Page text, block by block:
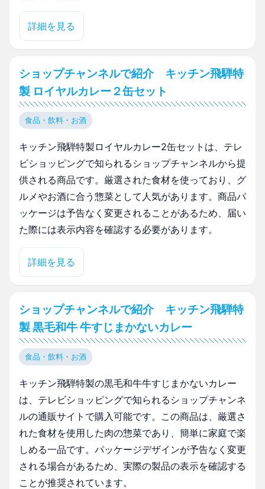
詳細を見る
ショップチャンネルで紹介 キッチン飛騨特
製 ロイヤルカレー２缶セット
食品・飲料・お酒
キッチン飛騨特製ロイヤルカレー2缶セットは、テレ
ビショッピングで知られるショップチャンネルから提
供される商品です。厳選された食材を使っており、グ
ルメやお酒に合う惣菜として人気があります。商品パ
ッケージは予告なく変更されることがあるため、届い
た際には表示内容を確認する必要があります。
詳細を見る
ショップチャンネルで紹介 キッチン飛騨特
製 黒毛和牛 牛すじまかないカレー
食品・飲料・お酒
キッチン飛騨特製の黒毛和牛牛すじまかないカレー
は、テレビショッピングで知られるショップチャンネ
ルの通販サイトで購入可能です。この商品は、厳選さ
れた食材を使用した肉の惣菜であり、簡単に家庭で楽
しめる一品です。パッケージデザインが予告なく変更
される場合があるため、実際の製品の表示を確認する
ことが推奨されています。